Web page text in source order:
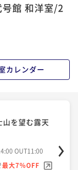
ード－
2名 ¥ 53,902 ~
－
OUT11:00
¥62,760~
2名 ¥ 58,366 ~
号館 和洋室/2
カレンダー
を望む露天
OUT11:00
最大7％OFF